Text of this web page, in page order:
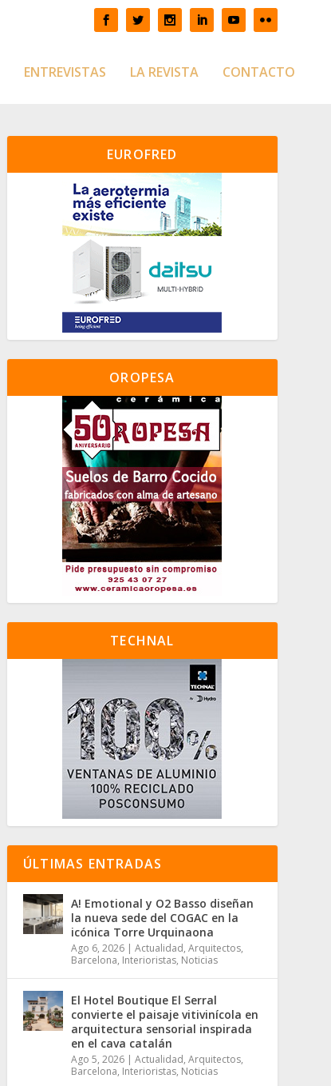
ENTREVISTAS LA REVISTA CONTACTO
EUROFRED
OROPESA
TECHNAL
ÚLTIMAS ENTRADAS
A! Emotional y O2 Basso diseñan
la nueva sede del COGAC en la
icónica Torre Urquinaona
Ago 6, 2026 | Actualidad, Arquitectos,
Barcelona, Interioristas, Noticias
El Hotel Boutique El Serral
convierte el paisaje vitivinícola en
arquitectura sensorial inspirada
en el cava catalán
Ago 5, 2026 | Actualidad, Arquitectos,
Barcelona, Interioristas, Noticias